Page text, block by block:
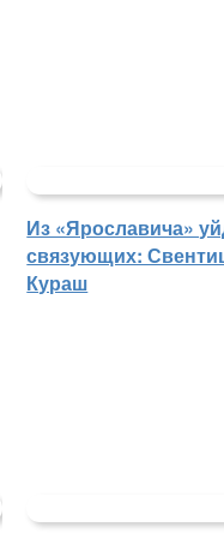
Из «Ярославича»
связующих:
Кураш